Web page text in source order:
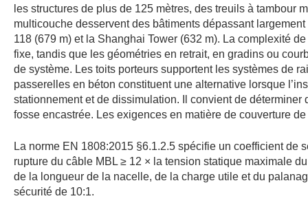
les structures de plus de 125 mètres, des treuils à
multicouche desservent des bâtiments dépassant
118 (679 m) et la Shanghai Tower (632 m). La complexité
fixe, tandis que les géométries en retrait, en gradins ou
de système. Les toits porteurs supportent les systèmes de
passerelles en béton constituent une alternative lorsque
stationnement et de dissimulation. Il convient de
fosse encastrée. Les exigences en matière de couverture
La norme EN 1808:2015 §6.1.2.5 spécifie un coefficient de
rupture du câble MBL ≥ 12 × la tension statique maximale
de la longueur de la nacelle, de la charge utile et du
sécurité de 10:1.